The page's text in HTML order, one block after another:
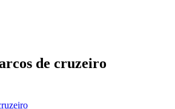
de cruzeiro